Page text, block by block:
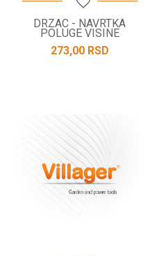
DRZAC - NAVRTKA
POLUGE VISINE
273,00 RSD